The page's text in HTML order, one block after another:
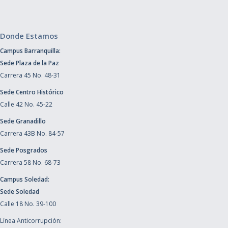
Donde Estamos
Campus Barranquilla:
Sede Plaza de la Paz
Carrera 45 No. 48-31
Sede Centro Histórico
Calle 42 No. 45-22
Sede Granadillo
Carrera 43B No. 84-57
Sede Posgrados
Carrera 58 No. 68-73
Campus Soledad:
Sede Soledad
Calle 18 No. 39-100
Línea Anticorrupción: